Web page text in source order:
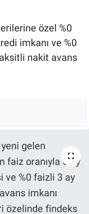
özel %0
imkanı ve %0
nakit avans